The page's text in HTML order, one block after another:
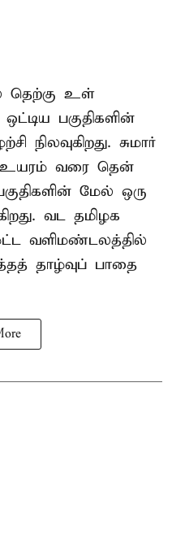
தெற்கு உள்
பகுதிகளின்
நிலவுகிறது. சுமார்
உயரம் வரை தென்
மேல் ஒரு
வட தமிழக
வளிமண்டலத்தில்
தாழ்வுப் பாதை